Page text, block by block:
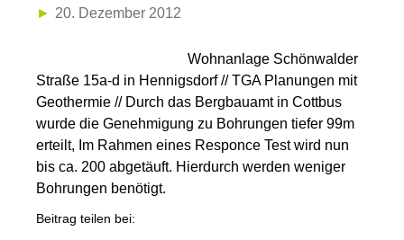
20. Dezember 2012
Wohnanlage Schönwalder
Straße 15a-d in Hennigsdorf // TGA Planungen mit
Geothermie // Durch das Bergbauamt in Cottbus
wurde die Genehmigung zu Bohrungen tiefer 99m
erteilt, Im Rahmen eines Responce Test wird nun
bis ca. 200 abgetäuft. Hierdurch werden weniger
Bohrungen benötigt.
Beitrag teilen bei: